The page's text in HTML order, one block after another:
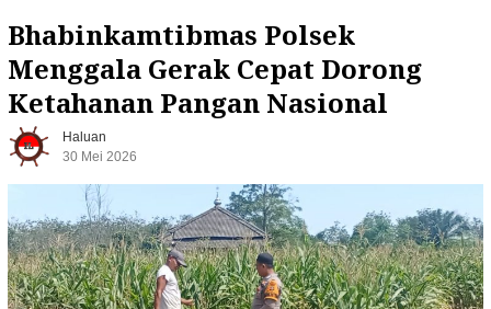
Bhabinkamtibmas Polsek
Menggala Gerak Cepat Dorong
Ketahanan Pangan Nasional
Haluan
30 Mei 2026